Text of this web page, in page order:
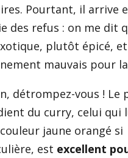
Pourtant, il arrive
des refus : on me dit
plutôt épicé,
mauvais pour
détrompez-vous ! Le
du curry, celui qui
jaune orangé si
est excellent